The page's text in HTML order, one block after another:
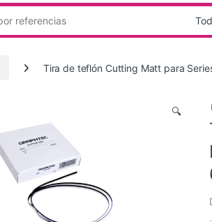
Tira de teflón Cutting Matt para
🔍